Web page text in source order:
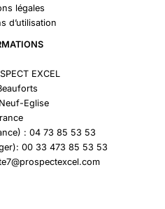
légales
d’utilisation
EXCEL
Eglise
: 04 73 85 53 53
00 33 473 85 53 53